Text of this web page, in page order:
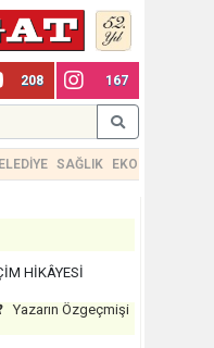
208 167
SAĞLIK EKONOMİ
HİKÂYESİ
Yazarın Özgeçmişi